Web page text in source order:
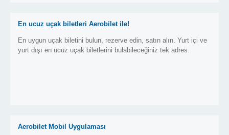
En ucuz uçak biletleri Aerobilet ile!
En uygun uçak biletini bulun, rezerve edin, satın alın. Yurt içi ve
yurt dışı en ucuz uçak biletlerini bulabileceğiniz tek adres.
Aerobilet Mobil Uygulaması